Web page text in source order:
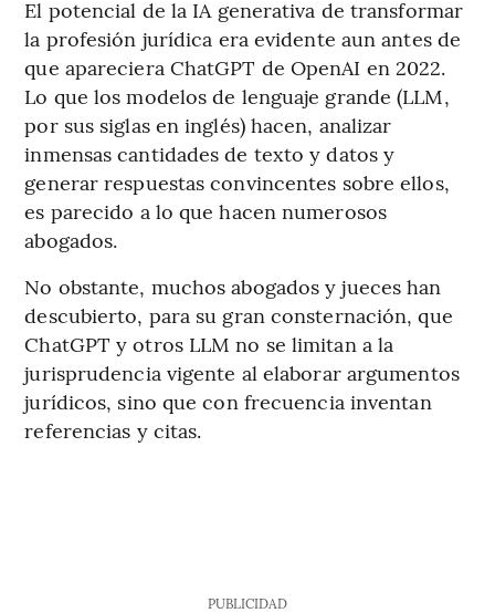
El potencial de la IA generativa de transformar
la profesión jurídica era evidente aun antes de
que apareciera ChatGPT de OpenAI en 2022.
Lo que los modelos de lenguaje grande (LLM,
por sus siglas en inglés) hacen, analizar
inmensas cantidades de texto y datos y
generar respuestas convincentes sobre ellos,
es parecido a lo que hacen numerosos
abogados.
No obstante, muchos abogados y jueces han
descubierto, para su gran consternación, que
ChatGPT y otros LLM no se limitan a la
jurisprudencia vigente al elaborar argumentos
jurídicos, sino que con frecuencia inventan
referencias y citas.
PUBLICIDAD